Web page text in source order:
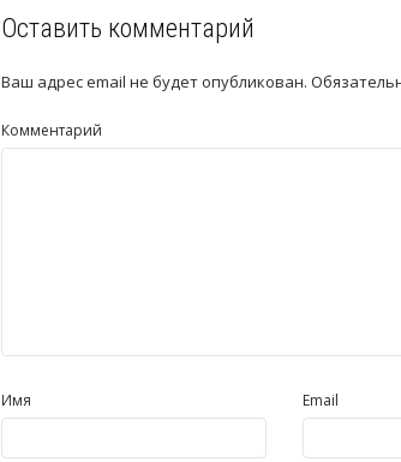
Оставить комментарий
Ваш адрес email не будет опубликован.
Комментарий
Имя Email